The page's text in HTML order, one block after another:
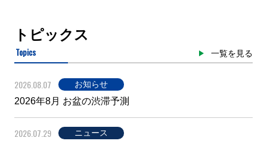
トピックス
Topics 一覧を見る
2026.08.07 お知らせ
2026年8月 お盆の渋滞予測
2026.07.29 ニュース